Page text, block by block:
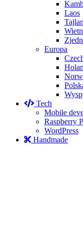
Laos
Europa
Tech
Mobile
Raspberry
WordPress
Handmade